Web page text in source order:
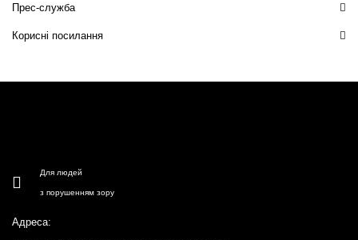
Прес-служба
Корисні посилання
Для людей
з порушенням зору
Адреса: